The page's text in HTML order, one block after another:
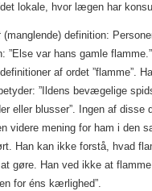
lokale, hvor lægen har
(manglende) definition:
”Else var hans gamle
af ordet ”flamme”.
”Ildens bevægelige
eller blusser”. Ingen af disse
videre mening for ham i den
Han kan ikke forstå, hvad
gøre. Han ved ikke at
for éns kærlighed”.